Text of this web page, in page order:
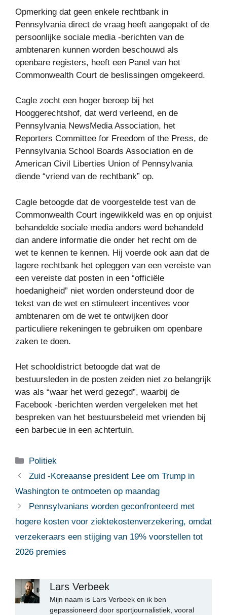
Opmerking dat geen enkele rechtbank in
Pennsylvania direct de vraag heeft aangepakt of de
persoonlijke sociale media -berichten van de
ambtenaren kunnen worden beschouwd als
openbare registers, heeft een Panel van het
Commonwealth Court de beslissingen omgekeerd.
Cagle zocht een hoger beroep bij het
Hooggerechtshof, dat werd verleend, en de
Pennsylvania NewsMedia Association, het
Reporters Committee for Freedom of the Press, de
Pennsylvania School Boards Association en de
American Civil Liberties Union of Pennsylvania
diende “vriend van de rechtbank” op.
Cagle betoogde dat de voorgestelde test van de
Commonwealth Court ingewikkeld was en op onjuist
behandelde sociale media anders werd behandeld
dan andere informatie die onder het recht om de
wet te kennen te kennen. Hij voerde ook aan dat de
lagere rechtbank het opleggen van een vereiste van
een vereiste dat posten in een “officiële
hoedanigheid” niet worden ondersteund door de
tekst van de wet en stimuleert incentives voor
ambtenaren om de wet te ontwijken door
particuliere rekeningen te gebruiken om openbare
zaken te doen.
Het schooldistrict betoogde dat wat de
bestuursleden in de posten zeiden niet zo belangrijk
was als “waar het werd gezegd”, waarbij de
Facebook -berichten werden vergeleken met het
bespreken van het bestuursbeleid met vrienden bij
een barbecue in een achtertuin.
Categorieën
Politiek
Zuid -Koreaanse president Lee om Trump in
Washington te ontmoeten op maandag
Pennsylvanians worden geconfronteerd met
hogere kosten voor ziektekostenverzekering, omdat
verzekeraars een stijging van 19% voorstellen tot
2026 premies
Lars Verbeek
Mijn naam is Lars Verbeek en ik ben
gepassioneerd door sportjournalistiek, vooral